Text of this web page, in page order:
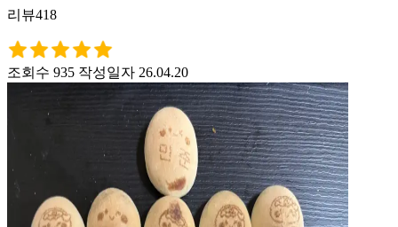
리뷰418
조회수 935 작성일자 26.04.20